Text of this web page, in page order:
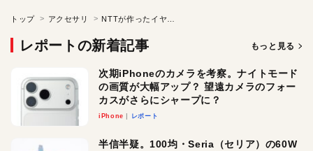
トップ アクセサリ NTTが作ったイヤフォン「nwm DOTS」レビュー！ 独自技術を詰め込んだオープン型。その音質は？ そして音漏れは気にならない？ 実機を使って検証する
レポートの新着記事 もっと見る
次期iPhoneのカメラを考察。ナイトモード
の画質が大幅アップ？ 望遠カメラのフォー
カスがさらにシャープに？
iPhone レポート
半信半疑。100均・Seria（セリア）の60W